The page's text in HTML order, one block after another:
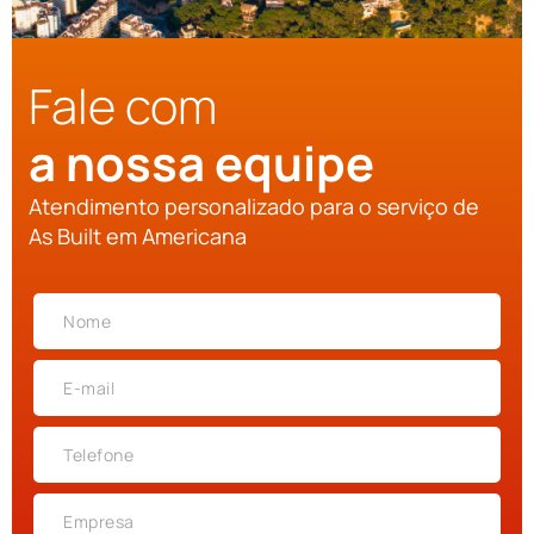
Fale com
a nossa equipe
Atendimento personalizado para o serviço de
As Built em Americana